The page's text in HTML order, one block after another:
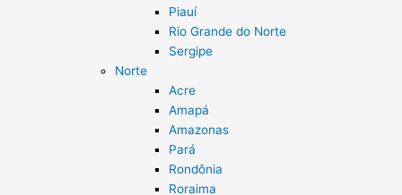
Piauí
Rio Grande do Norte
Sergipe
Norte
Acre
Amapá
Amazonas
Pará
Rondônia
Roraima